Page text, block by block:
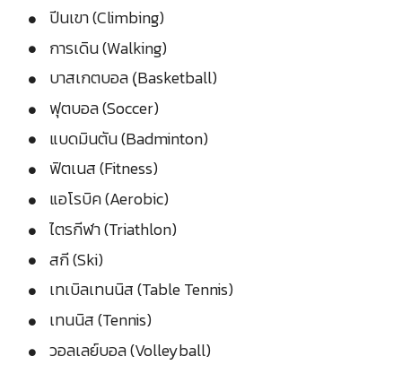
ปีนเขา (Climbing)
การเดิน (Walking)
บาสเกตบอล (ฺBasketball)
ฟุตบอล (Soccer)
แบดมินตัน (Badminton)
ฟิตเนส (Fitness)
แอโรบิค (Aerobic)
ไตรกีฬา (Triathlon)
สกี (Ski)
เทเบิลเทนนิส (Table Tennis)
เทนนิส (Tennis)
วอลเลย์บอล (Volleyball)